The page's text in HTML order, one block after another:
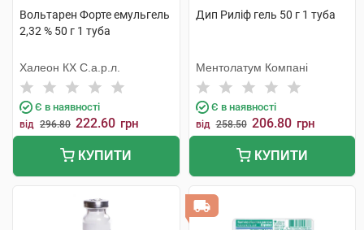
Вольтарен Форте емульгель
2,32 % 50 г 1 туба
Халеон КХ С.а.р.л.
Є в наявності
від 296.80 222.60 грн
КУПИТИ
Дип Риліф гель 50 г 1 туба
Ментолатум Компані
Є в наявності
від 258.50 206.80 грн
КУПИТИ